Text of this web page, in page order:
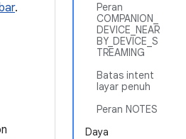
Peran
COMPANION_
DEVICE_NEAR
BY_DEVICE_S
TREAMING
Batas intent
layar penuh
Peran NOTES
Daya
.